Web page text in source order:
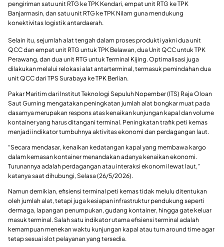
pengiriman satu unit RTG ke TPK Kendari, empat unit RTG ke TPK
Banjarmasin, dan satu unit RTG ke TPK Nilam guna mendukung
konektivitas logistik antardaerah.
Selain itu, sejumlah alat tengah dalam proses produkti yakni dua unit
QCC dan empat unit RTG untuk TPK Belawan, dua Unit QCC untuk TPK
Perawang, dan dua unit RTG untuk Terminal Kijing. Optimalisasi juga
dilakukan melalui relokasi alat antarterminal, termasuk pemindahan dua
unit QCC dari TPS Surabaya ke TPK Berlian.
Pakar Maritim dari Institut Teknologi Sepuluh Nopember (ITS) Raja Oloan
Saut Gurning mengatakan peningkatan jumlah alat bongkar muat pada
dasarnya merupakan respons atas kenaikan kunjungan kapal dan volume
kontainer yang harus ditangani terminal. Peningkatan trafik peti kemas
menjadi indikator tumbuhnya aktivitas ekonomi dan perdagangan laut.
“Secara mendasar, kenaikan kedatangan kapal yang membawa kargo
dalam kemasan kontainer menandakan adanya kenaikan ekonomi.
Turunannya adalah perdagangan atau interaksi ekonomi lewat laut,”
katanya saat dihubungi, Selasa (26/5/2026).
Namun demikian, efisiensi terminal peti kemas tidak melulu ditentukan
oleh jumlah alat, tetapi juga kesiapan infrastruktur pendukung seperti
dermaga, lapangan penumpukan, gudang kontainer, hingga gate keluar
masuk terminal. Salah satu indikator utama efisiensi terminal adalah
kemampuan menekan waktu kunjungan kapal atau turn around time agar
tetap sesuai slot pelayanan yang tersedia.